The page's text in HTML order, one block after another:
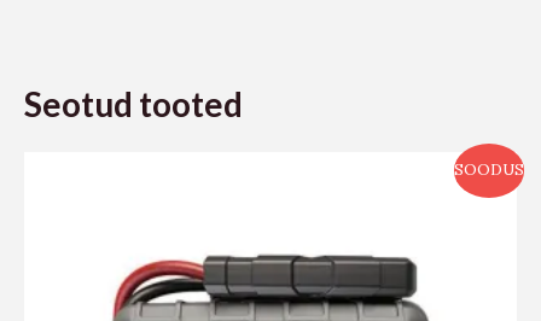
Seotud tooted
SOODUS